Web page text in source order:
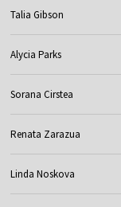
Talia Gibson
Alycia Parks
Sorana Cirstea
Renata Zarazua
Linda Noskova